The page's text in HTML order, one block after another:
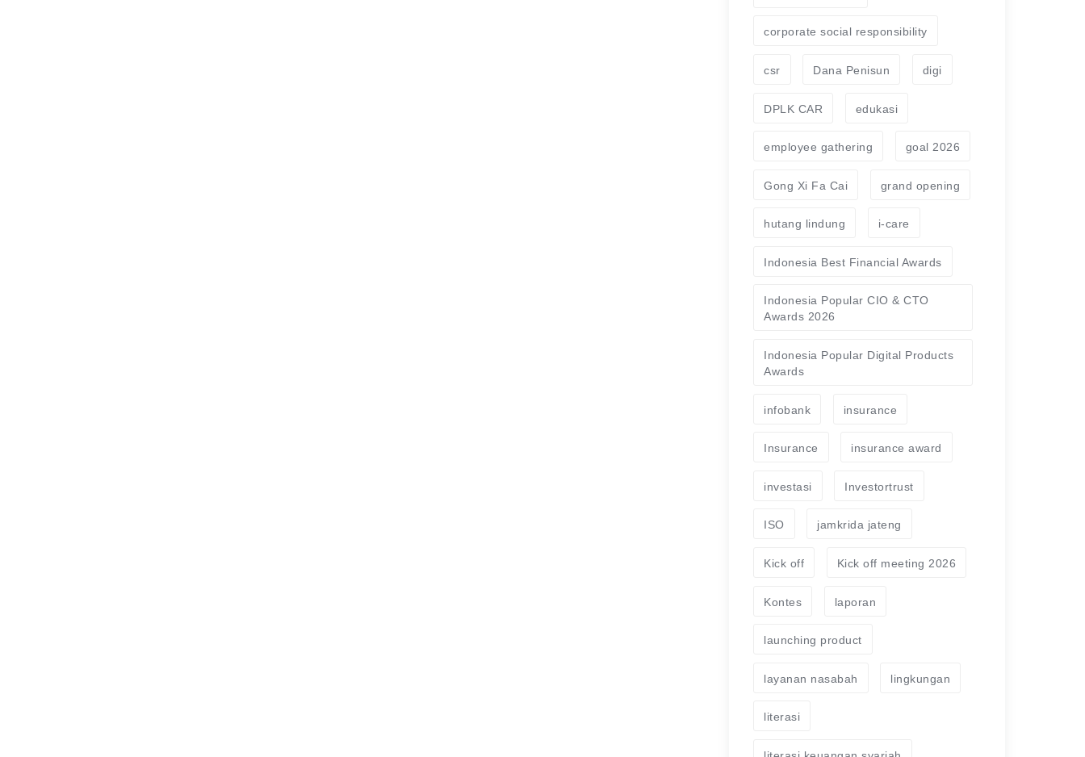
corporate social responsibility
csr Dana Penisun digi
DPLK CAR edukasi
employee gathering goal 2026
Gong Xi Fa Cai grand opening
hutang lindung i-care
Indonesia Best Financial Awards
Indonesia Popular CIO & CTO
Awards 2026
Indonesia Popular Digital Products
Awards
infobank insurance
Insurance insurance award
investasi Investortrust
ISO jamkrida jateng
Kick off Kick off meeting 2026
Kontes laporan
launching product
layanan nasabah lingkungan
literasi
literasi keuangan syariah